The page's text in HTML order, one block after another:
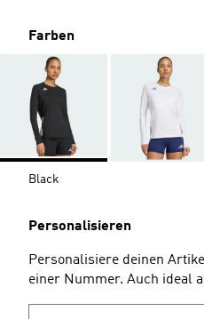
Farben
Black
Personalisieren
Personalisiere deinen
einer Nummer. Auch ideal